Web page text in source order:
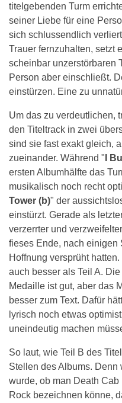
titelgebenden Turm
seiner Liebe für eine
sich schlussendlich
Trauer fernzuhalten, setzt
scheinbar unzerstörbaren
Person aber einschließt.
einstürzen. Eine zu
Um das zu verdeutlichen,
den Titeltrack in zwei
sind sie fast exakt gleich,
zueinander. Während " I
ersten Albumhälfte das
musikalisch noch recht
Tower (b)" der
einstürzt. Gerade als
verzerrter und verzweifelter
fieses Ende, nach einigen
Hoffnung versprüht
auch besser als Teil A.
Medaille ist gut, aber das
besser zum Text. Dafür
lyrisch noch etwas
uneindeutig machen
So laut, wie Teil B des
Stellen des Albums.
wurde, ob man Death
Rock bezeichnen könne,